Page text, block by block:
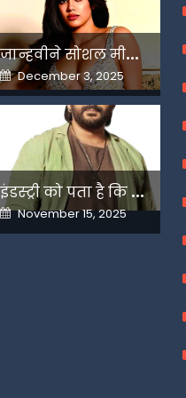
ज
ान्हवीने सोशल मीडियापर उठाये सवाल
Posted
on
December 3, 2025
इ
ंडस्ट्री को पता है कि मैं कहीं नहीं जाने वाला-अरशद वारसी
Posted
on
November 15, 2025